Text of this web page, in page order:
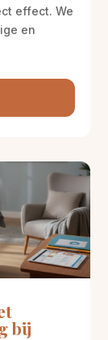
effect. We
en
bij